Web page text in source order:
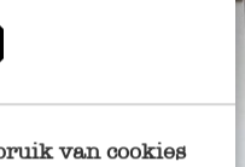
van cookies